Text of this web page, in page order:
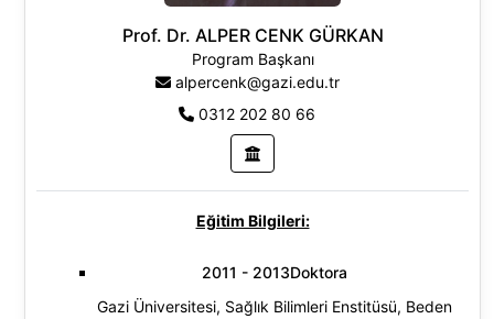
Prof. Dr. ALPER CENK GÜRKAN
Program Başkanı
alpercenk@gazi.edu.tr
0312 202 80 66
Eğitim Bilgileri:
2011 - 2013Doktora
Gazi Üniversitesi, Sağlık Bilimleri Enstitüsü, Beden